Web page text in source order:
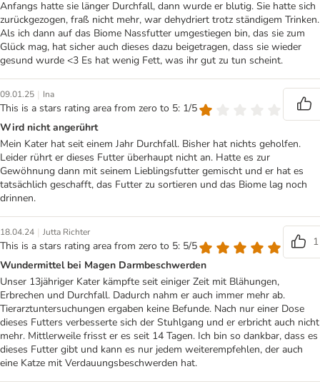
Anfangs hatte sie länger Durchfall, dann wurde er blutig. Sie hatte sich
zurückgezogen, fraß nicht mehr, war dehydriert trotz ständigem Trinken.
Als ich dann auf das Biome Nassfutter umgestiegen bin, das sie zum
Glück mag, hat sicher auch dieses dazu beigetragen, dass sie wieder
gesund wurde <3 Es hat wenig Fett, was ihr gut zu tun scheint.
09.01.25 | Ina
This is a stars rating area from zero to 5: 1/5
Wird nicht angerührt
Mein Kater hat seit einem Jahr Durchfall. Bisher hat nichts geholfen.
Leider rührt er dieses Futter überhaupt nicht an. Hatte es zur
Gewöhnung dann mit seinem Lieblingsfutter gemischt und er hat es
tatsächlich geschafft, das Futter zu sortieren und das Biome lag noch
drinnen.
18.04.24 | Jutta Richter
This is a stars rating area from zero to 5: 5/5
1
Wundermittel bei Magen Darmbeschwerden
Unser 13jähriger Kater kämpfte seit einiger Zeit mit Blähungen,
Erbrechen und Durchfall. Dadurch nahm er auch immer mehr ab.
Tierarztuntersuchungen ergaben keine Befunde. Nach nur einer Dose
dieses Futters verbesserte sich der Stuhlgang und er erbricht auch nicht
mehr. Mittlerweile frisst er es seit 14 Tagen. Ich bin so dankbar, dass es
dieses Futter gibt und kann es nur jedem weiterempfehlen, der auch
eine Katze mit Verdauungsbeschwerden hat.